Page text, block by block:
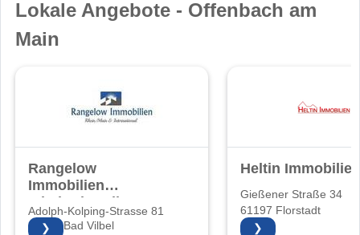
Lokale Angebote - Offenbach am
Main
Rangelow
Immobilien
Inhaberin: Elke
Rangelow
Adolph-Kolping-Strasse 81
61118 Bad Vilbel
❯
Heltin Immobilien
Gießener Straße 34
61197 Florstadt
❯